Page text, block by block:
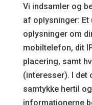
Vi indsamler og
af oplysninger: Et
oplysninger om
mobiltelefon, dit
placering, samt
(interesser). I det
samtykke hertil
informationerne